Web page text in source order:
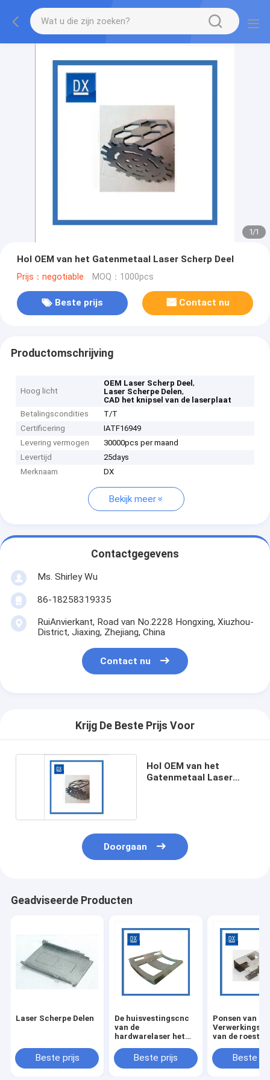
1/1
Hol OEM van het Gatenmetaal Laser Scherp Deel
Prijs：negotiable MOQ：1000pcs
Beste prijs Contact nu
Productomschrijving
Hoog licht
OEM Laser Scherp Deel,
Laser Scherpe Delen,
CAD het knipsel van de laserplaat
Betalingscondities
T/T
Certificering
IATF16949
Levering vermogen
30000pcs per maand
Levertijd
25days
Merknaam
DX
Bekijk meer
Contactgegevens
Ms. Shirley Wu
86-18258319335
RuiAnvierkant, Road van No.2228 Hongxing, Xiuzhou-
District, Jiaxing, Zhejiang, China
Contact nu
Krijg De Beste Prijs Voor
Hol OEM van het
Gatenmetaal Laser
Doorgaan
Geadviseerde Producten
Laser Scherpe Delen
Beste prijs
De huisvestingscnc
van de
hardwarelaser het
bewerkenBeste prijs
Ponsen van
van de
ScherpeBeste